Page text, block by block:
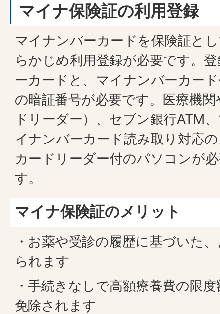
マイナ保険証の利用登録
マイナンバーカードを保険証と
らかじめ利用登録が必要です。
ーカードと、マイナンバーカー
の暗証番号が必要です。医療機
ドリーダー）、セブン銀行ATM
イナンバーカード読み取り対応
カードリーダー付のパソコンが
す。
マイナ保険証のメリット
・お薬や受診の履歴に基づいた
られます
・手続きなしで高額療養費の限
免除されます